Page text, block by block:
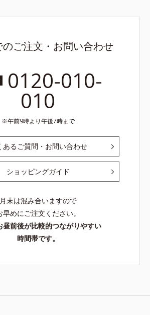
のご注文・お問い合わせ
0120-010-
010
午前9時より午後7時まで
あるご質問・お問い合わせ
ショッピングガイド
月末は混み合いますので
早めにご注文ください。
昼前後が比較的つながりやすい
時間帯です。